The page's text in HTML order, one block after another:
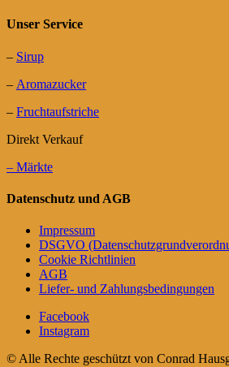
Unser Service
– Sirup
– Aromazucker
– Fruchtaufstriche
Direkt Verkauf
– Märkte
Datenschutz und AGB
Impressum
DSGVO
Cookie Richtlinien
AGB
Liefer- und Zahlungsbedingungen
Facebook
Instagram
© Alle Rechte geschützt von Conrad